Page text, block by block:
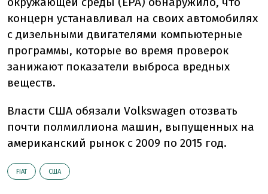
концерн устанавливал на своих автомобилях
с дизельными двигателями компьютерные
программы, которые во время проверок
занижают показатели выброса вредных
веществ.
Власти США обязали Volkswagen отозвать
почти полмиллиона машин, выпущенных на
американский рынок с 2009 по 2015 год.
FIAT США